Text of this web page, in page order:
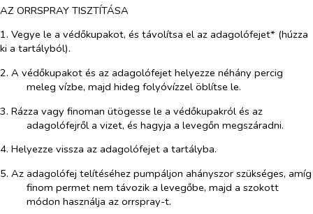
AZ ORRSPRAY TISZTÍTÁSA
1. Vegye le a védőkupakot, és távolítsa el az adagolófejet* (húzza
ki a tartályból).
2. A védőkupakot és az adagolófejet helyezze néhány percig
meleg vízbe, majd hideg folyóvízzel öblítse le.
3. Rázza vagy finoman ütögesse le a védőkupakról és az
adagolófejről a vizet, és hagyja a levegőn megszáradni.
4. Helyezze vissza az adagolófejet a tartályba.
5. Az adagolófej telítéséhez pumpáljon ahányszor szükséges, amíg
finom permet nem távozik a levegőbe, majd a szokott
módon használja az orrspray-t.